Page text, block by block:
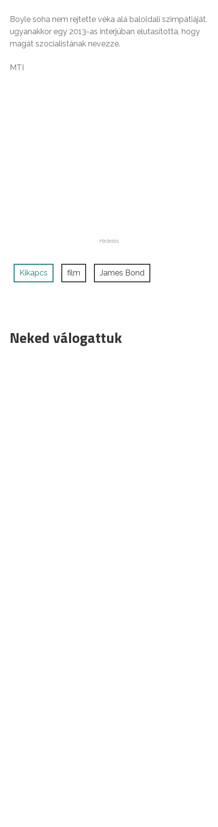
Boyle soha nem rejtette véka alá baloldali szimpátiáját,
ugyanakkor egy 2013-as interjúban elutasította, hogy
magát szocialistának nevezze.
MTI
Kikapcs film James Bond
Neked válogattuk